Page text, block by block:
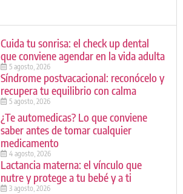
Cuida tu sonrisa: el check up dental
que conviene agendar en la vida adulta
5 agosto, 2026
Síndrome postvacacional: reconócelo y
recupera tu equilibrio con calma
5 agosto, 2026
¿Te automedicas? Lo que conviene
saber antes de tomar cualquier
medicamento
4 agosto, 2026
Lactancia materna: el vínculo que
nutre y protege a tu bebé y a ti
3 agosto, 2026